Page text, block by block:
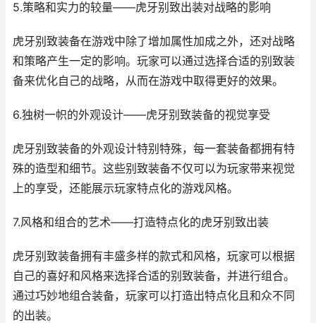
5.策略和实力的较量——虎牙别致出装对战略的影响
虎牙别致装备在游戏中除了增加属性加成之外，还对战略
和策略产生一定的影响。玩家可以通过选择合适的别致装
备来优化自己的战略，从而在游戏中取得更好的效果。
6.独树一帜的外观设计——虎牙别致装备的视觉享受
虎牙别致装备的外观设计特别特殊，每一套装备都拥有特
殊的造型和细节。这些别致装备不仅可以为玩家带来视觉
上的享受，还能展示玩家特点化的游戏风格。
7.风格和组合的艺术——打造特点化的虎牙别致出装
虎牙别致装备拥有丰盛多样的款式和风格，玩家可以根据
自己的喜好和风格来选择合适的别致装备，并进行组合。
通过巧妙地组合装备，玩家可以打造出特点化且和众不同
的出装。